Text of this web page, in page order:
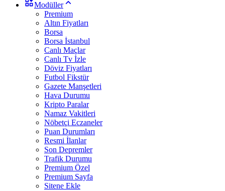
Modüller
Premium
Altın Fiyatları
Borsa
Borsa İstanbul
Canlı Maçlar
Canlı Tv İzle
Döviz Fiyatları
Futbol Fikstür
Gazete Manşetleri
Hava Durumu
Kripto Paralar
Namaz Vakitleri
Nöbetçi Eczaneler
Puan Durumları
Resmi İlanlar
Son Depremler
Trafik Durumu
Premium Özel
Premium Sayfa
Sitene Ekle